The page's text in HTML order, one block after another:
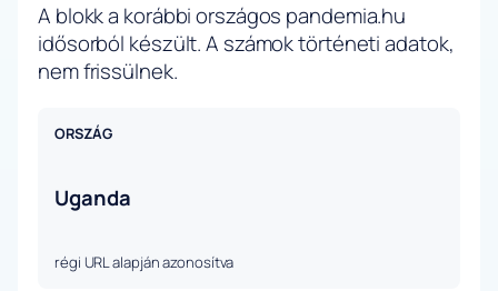
A blokk a korábbi országos pandemia.hu
idősorból készült. A számok történeti adatok,
nem frissülnek.
ORSZÁG
Uganda
régi URL alapján azonosítva